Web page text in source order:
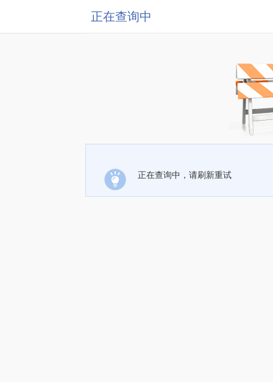
正在查询中
正在查询中，请刷新重试